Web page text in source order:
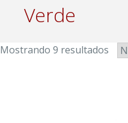
Verde
Mostrando 9 resultados